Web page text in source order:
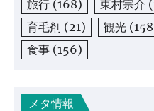
旅行 (168) 東村宗介
育毛剤 (21) 観光
食事 (156)
メタ情報